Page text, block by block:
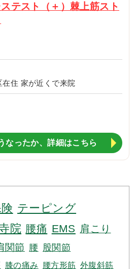
テスト（＋）棘上筋スト
在住 家が近くで来院
なったか、詳細はこちら
テーピング
院 腰痛 EMS 肩こり
関節 腰 股関節
膝の痛み 腰方形筋 外腹斜筋